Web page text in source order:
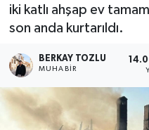
iki katlı ahşap ev
son anda kurtarıldı.
BERKAY TOZLU
MUHABIR